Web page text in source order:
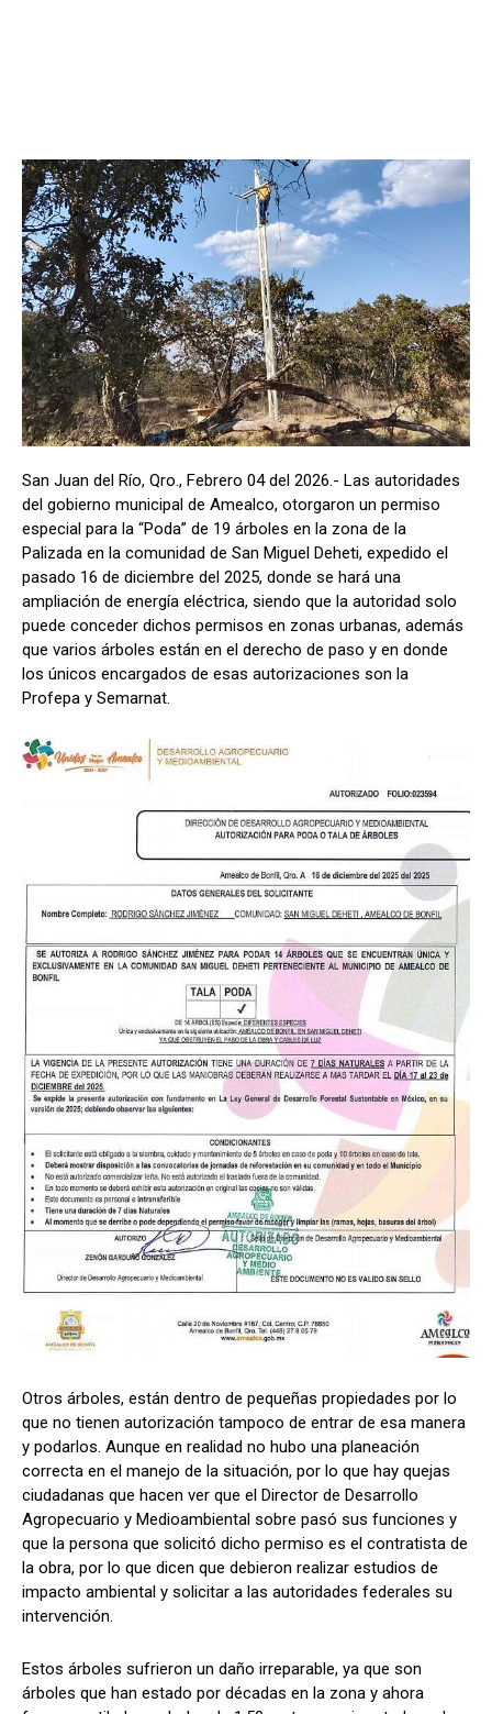
San Juan del Río, Qro., Febrero 04 del 2026.- Las autoridades
del gobierno municipal de Amealco, otorgaron un permiso
especial para la “Poda” de 19 árboles en la zona de la
Palizada en la comunidad de San Miguel Deheti, expedido el
pasado 16 de diciembre del 2025, donde se hará una
ampliación de energía eléctrica, siendo que la autoridad solo
puede conceder dichos permisos en zonas urbanas, además
que varios árboles están en el derecho de paso y en donde
los únicos encargados de esas autorizaciones son la
Profepa y Semarnat.
Otros árboles, están dentro de pequeñas propiedades por lo
que no tienen autorización tampoco de entrar de esa manera
y podarlos. Aunque en realidad no hubo una planeación
correcta en el manejo de la situación, por lo que hay quejas
ciudadanas que hacen ver que el Director de Desarrollo
Agropecuario y Medioambiental sobre pasó sus funciones y
que la persona que solicitó dicho permiso es el contratista de
la obra, por lo que dicen que debieron realizar estudios de
impacto ambiental y solicitar a las autoridades federales su
intervención.
Estos árboles sufrieron un daño irreparable, ya que son
árboles que han estado por décadas en la zona y ahora